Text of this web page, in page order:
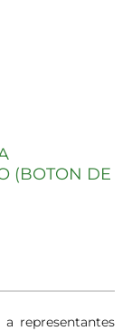
(BOTON DE
representantes